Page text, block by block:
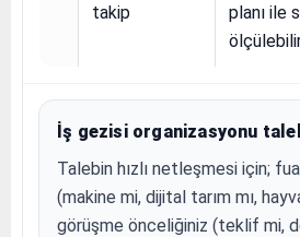
takip
planı ile
İş gezisi organizasyonu
Talebin hızlı netleşmesi için;
(makine mi, dijital tarım mı,
görüşme önceliğiniz (teklif mi,